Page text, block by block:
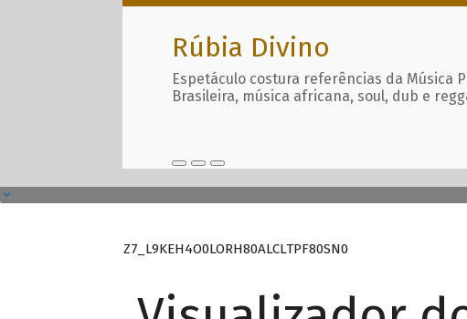
Rúbia Divino
Espetáculo costura referências da Música
Brasileira, música africana, soul, dub e
Z7_L9KEH4O0LORH80ALCLTPF80SN0